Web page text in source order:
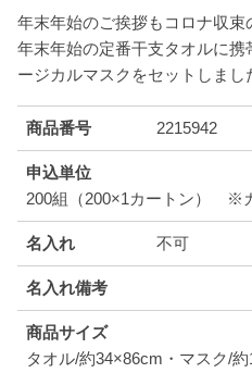
年末年始のご挨拶もコロナ収束
年末年始の定番干支タオルに
ージカルマスクをセットしまし
商品番号 2215942
申込単位
200組（200×1カートン） ※
名入れ 不可
名入れ備考
商品サイズ
タオル/約34×86cm・マスク/